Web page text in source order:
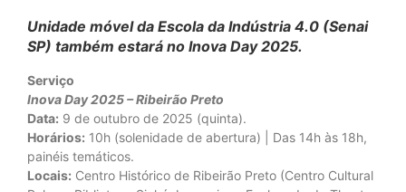
Unidade móvel da Escola da Indústria 4.0 (Senai
SP) também estará no Inova Day 2025.
Serviço
Inova Day 2025 – Ribeirão Preto
Data: 9 de outubro de 2025 (quinta).
Horários: 10h (solenidade de abertura) | Das 14h às 18h,
painéis temáticos.
Locais: Centro Histórico de Ribeirão Preto (Centro Cultural